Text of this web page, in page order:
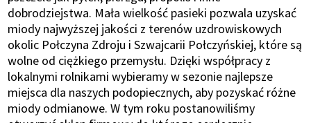
dobrodziejstwa. Mała wielkość pasieki pozwala uzyskać
miody najwyższej jakości z terenów uzdrowiskowych
okolic Połczyna Zdroju i Szwajcarii Połczyńskiej, które są
wolne od ciężkiego przemysłu. Dzięki współpracy z
lokalnymi rolnikami wybieramy w sezonie najlepsze
miejsca dla naszych podopiecznych, aby pozyskać różne
miody odmianowe. W tym roku postanowiliśmy